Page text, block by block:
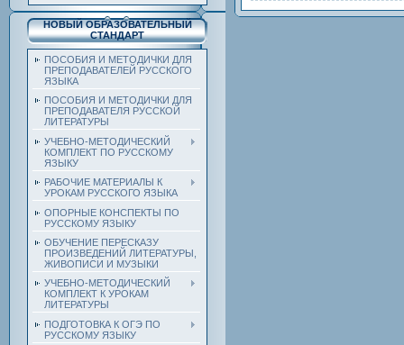
НОВЫЙ ОБРАЗОВАТЕЛЬНЫЙ
СТАНДАРТ
ПОСОБИЯ И МЕТОДИЧКИ ДЛЯ
ПРЕПОДАВАТЕЛЕЙ РУССКОГО
ЯЗЫКА
ПОСОБИЯ И МЕТОДИЧКИ ДЛЯ
ПРЕПОДАВАТЕЛЯ РУССКОЙ
ЛИТЕРАТУРЫ
УЧЕБНО-МЕТОДИЧЕСКИЙ
КОМПЛЕКТ ПО РУССКОМУ
ЯЗЫКУ
РАБОЧИЕ МАТЕРИАЛЫ К
УРОКАМ РУССКОГО ЯЗЫКА
ОПОРНЫЕ КОНСПЕКТЫ ПО
РУССКОМУ ЯЗЫКУ
ОБУЧЕНИЕ ПЕРЕСКАЗУ
ПРОИЗВЕДЕНИЙ ЛИТЕРАТУРЫ,
ЖИВОПИСИ И МУЗЫКИ
УЧЕБНО-МЕТОДИЧЕСКИЙ
КОМПЛЕКТ К УРОКАМ
ЛИТЕРАТУРЫ
ПОДГОТОВКА К ОГЭ ПО
РУССКОМУ ЯЗЫКУ